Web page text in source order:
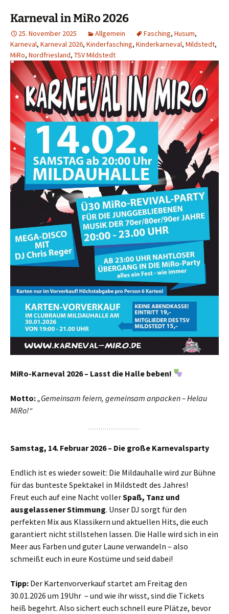
Karneval in MiRo 2026
25. November 2025 Allgemein Fasching, Husum,
Karneval, Karneval 2026, Kinderfasching, Kinderkarneval, Mildstedt,
MiRo, Nordfriesland, TSV Mildstedt
MiRo-Karneval 2026 – Lasst die Halle beben!
Motto:„Gemeinsam feiern, gemeinsam anpacken – Helau
MiRo!“
Samstag, 14. Februar 2026 – Die große Karnevalsparty
Endlich ist es wieder soweit: Die Mildauhalle wird zur Bühne
für das bunteste Spektakel in Mildstedt des Jahres!
Freut euch auf eine Nacht vollerSpaß, Tanz und
ausgelassener Stimmung. Unser DJ sorgt für den
perfekten Mix aus Klassikern und aktuellen Hits, die euch
garantiert nicht stillstehen lassen. Die Halle wird sich in ein
Meer aus Farben und guter Laune verwandeln – also
schmeißt euch in eure Kostüme und seid dabei!
Tipp: Der Kartenvorverkauf startet am Freitag den
30.01.2026 um 19Uhr – und wie ihr wisst, sind die Tickets
heiß begehrt. Also sichert euch schnell eure Plätze, bevor